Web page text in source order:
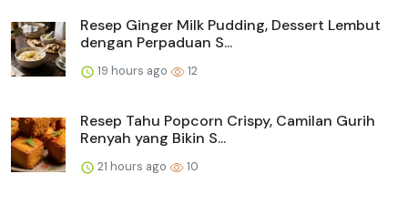
Resep Ginger Milk Pudding, Dessert Lembut
dengan Perpaduan S...
19 hours ago 12
Resep Tahu Popcorn Crispy, Camilan Gurih
Renyah yang Bikin S...
21 hours ago 10